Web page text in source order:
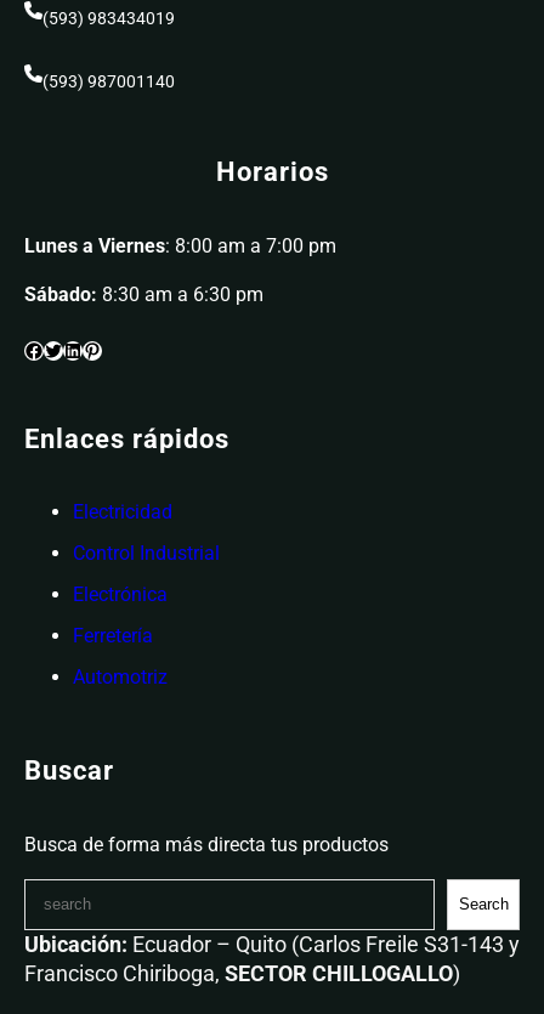
(593) 983434019
(593) 987001140
Horarios
Lunes a Viernes: 8:00 am a 7:00 pm
Sábado: 8:30 am a 6:30 pm
Enlaces rápidos
Electricidad
Control Industrial
Electrónica
Ferretería
Automotriz
Buscar
Busca de forma más directa tus productos
Search
Ubicación: Ecuador – Quito (Carlos Freile S31-143 y
Francisco Chiriboga, SECTOR CHILLOGALLO)